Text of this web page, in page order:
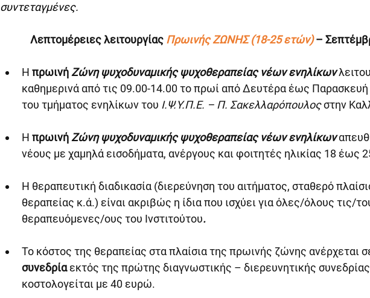
συντεταγμένες.
Λεπτομέρειες λειτουργίας Πρωινής ΖΩΝΗΣ (18-25 ετών) –
Η πρωινή Ζώνη ψυχοδυναμικής ψυχοθεραπείας νέων ενηλίκων
καθημερινά από τις 09.00-14.00 το πρωί από Δευτέρα έως
του τμήματος ενηλίκων του Ι.Ψ.Υ.Π.Ε. – Π. Σακελλαρόπουλος στην
Η πρωινή Ζώνη ψυχοδυναμικής ψυχοθεραπείας νέων ενηλίκων
νέους με χαμηλά εισοδήματα, ανέργους και φοιτητές ηλικίας 18 έως
Η θεραπευτική διαδικασία (διερεύνηση του αιτήματος, σταθερό
θεραπείας κ.ά.) είναι ακριβώς η ίδια που ισχύει για όλες/όλους τις/
θεραπευόμενες/ους του Ινστιτούτου.
Το κόστος της θεραπείας στα πλαίσια της πρωινής ζώνης ανέρχεται
συνεδρία εκτός της πρώτης διαγνωστικής – διερευνητικής
κοστολογείται με 40 ευρώ.